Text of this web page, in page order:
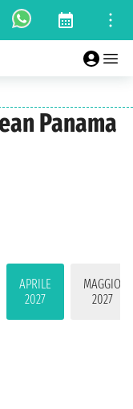
Panama
APRILE
2027
MAGGIO
2027